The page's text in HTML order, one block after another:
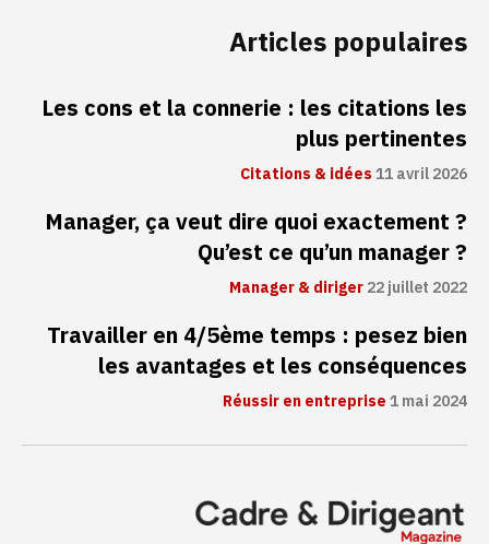
Articles populaires
Les cons et la connerie : les citations les
plus pertinentes
Citations & idées11 avril 2026
Manager, ça veut dire quoi exactement ?
Qu’est ce qu’un manager ?
Manager & diriger22 juillet 2022
Travailler en 4/5ème temps : pesez bien
les avantages et les conséquences
Réussir en entreprise1 mai 2024